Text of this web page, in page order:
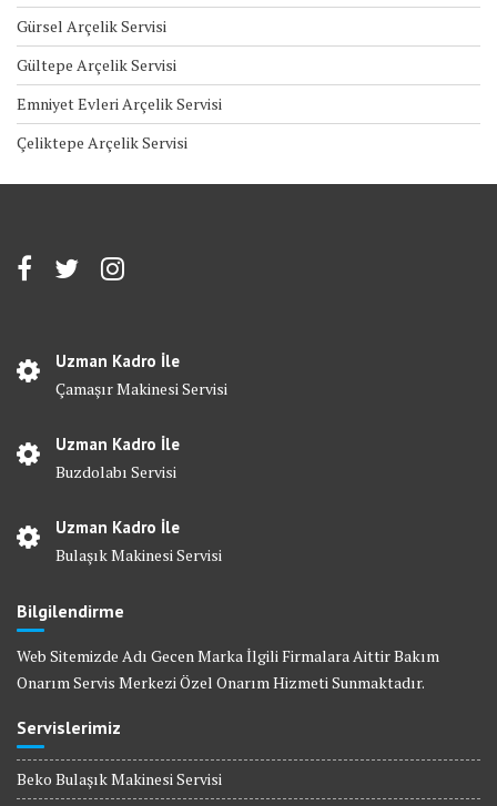
Gürsel Arçelik Servisi
Gültepe Arçelik Servisi
Emniyet Evleri Arçelik Servisi
Çeliktepe Arçelik Servisi
Uzman Kadro İle
Çamaşır Makinesi Servisi
Uzman Kadro İle
Buzdolabı Servisi
Uzman Kadro İle
Bulaşık Makinesi Servisi
Bilgilendirme
Web Sitemizde Adı Gecen Marka İlgili Firmalara Aittir Bakım
Onarım Servis Merkezi Özel Onarım Hizmeti Sunmaktadır.
Servislerimiz
Beko Bulaşık Makinesi Servisi